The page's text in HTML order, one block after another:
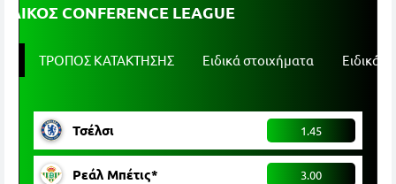
CONFERENCE LEAGUE
ΤΡΟΠΟΣ ΚΑΤΑΚΤΗΣΗΣ Ειδικά στοιχήματα Ειδικά
Τσέλσι 1.45
Ρεάλ Μπέτις* 3.00